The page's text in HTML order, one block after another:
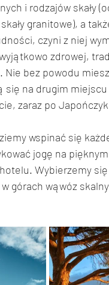
i rodzajów skały
granitowe), a
czyni z niej
wyjątkowo zdrowej,
bez powodu
się na drugim
zaraz po
wspinać się
jogę na
Wybierzemy
górach wąwóz